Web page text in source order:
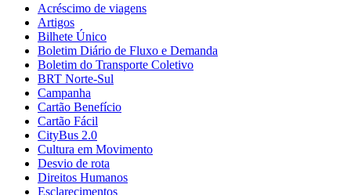
Acréscimo de viagens
Artigos
Bilhete Único
Boletim Diário de Fluxo e Demanda
Boletim do Transporte Coletivo
BRT Norte-Sul
Campanha
Cartão Benefício
Cartão Fácil
CityBus 2.0
Cultura em Movimento
Desvio de rota
Direitos Humanos
Esclarecimentos